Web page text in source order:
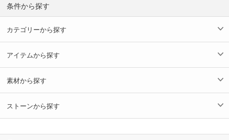
条件から探す
カテゴリーから探す
アイテムから探す
素材から探す
ストーンから探す